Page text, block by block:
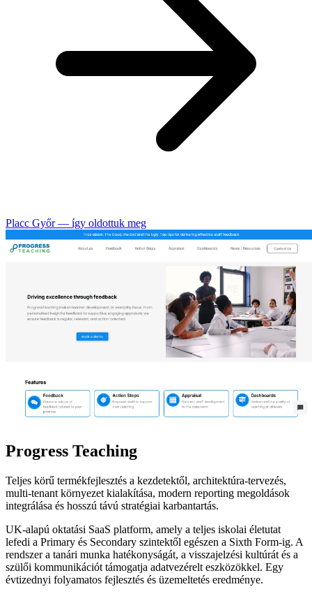
Placc Győr — így oldottuk meg
Progress Teaching
Teljes körű termékfejlesztés a kezdetektől, architektúra-tervezés,
multi-tenant környezet kialakítása, modern reporting megoldások
integrálása és hosszú távú stratégiai karbantartás.
UK-alapú oktatási SaaS platform, amely a teljes iskolai életutat
lefedi a Primary és Secondary szintektől egészen a Sixth Form-ig. A
rendszer a tanári munka hatékonyságát, a visszajelzési kultúrát és a
szülői kommunikációt támogatja adatvezérelt eszközökkel. Egy
évtizednyi folyamatos fejlesztés és üzemeltetés eredménye.